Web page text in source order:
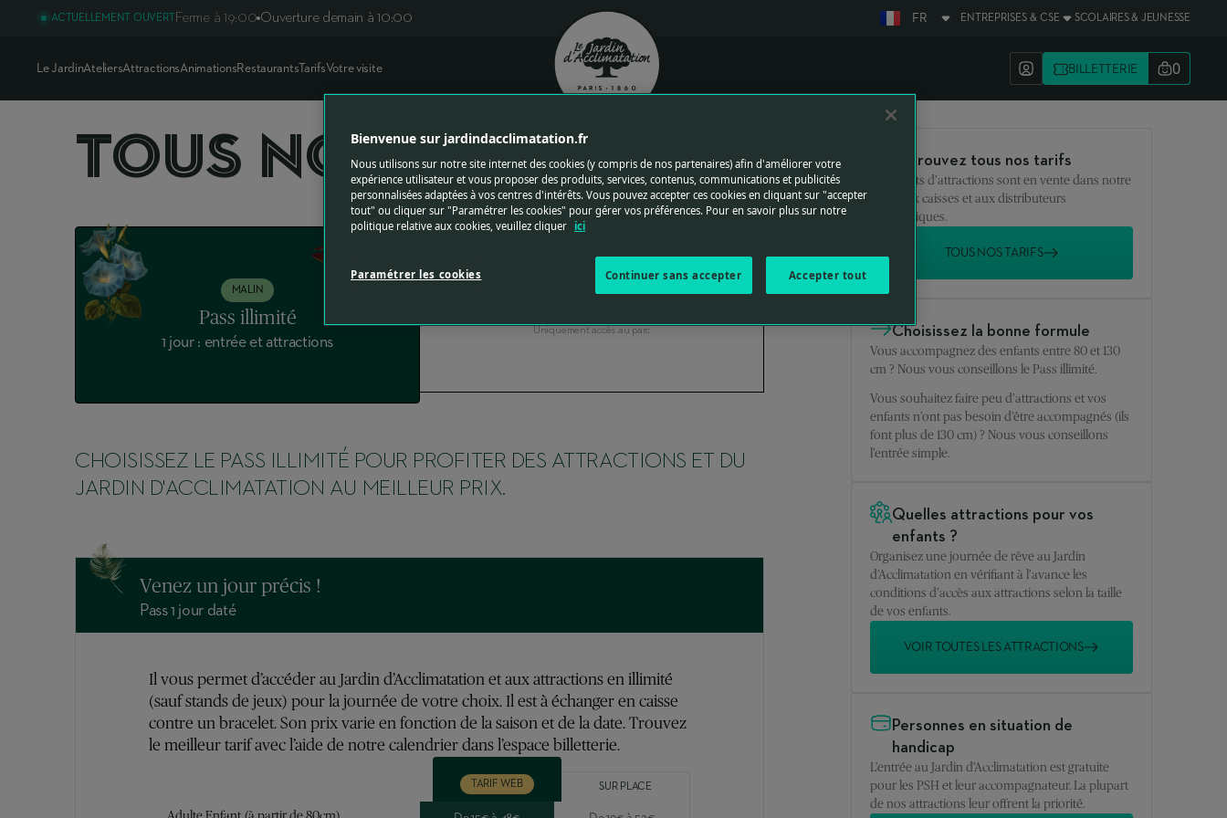
ACTUELLEMENT OUVERT Ferme à 19:00 Ouverture demain à 10:00 FR ENTREPRISES & CSE
DÉPLIER VERS LE BAS SCOLAIRES & JEUNESSE
Logo du jardin d'acclimatation
Le JardinAteliersAttractionsAnimationsRestaurants TarifsVotre visite Mon compte
BILLETTERIE
Votre
0
TOUS NOS TARIFS
TOUS NOS TARIFS
MALIN
Pass illimité
1 jour : entrée et attractions
Uniquement accès au parc
CHOISISSEZ LE PASS ILLIMITÉ POUR PROFITER DES ATTRACTIONS ET DU
JARDIN D'ACCLIMATATION AU MEILLEUR PRIX.
Venez un jour précis !
Pass 1 jour daté
Il vous permet d’accéder au Jardin d’Acclimatation et aux attractions en illimité
(sauf stands de jeux) pour la journée de votre choix. Il est à échanger en caisse
contre un bracelet. Son prix varie en fonction de la saison et de la date. Trouvez
le meilleur tarif avec l’aide de notre calendrier dans l’espace billetterie.
TARIF WEB SUR PLACE
Retrouvez tous nos tarifs
Les tickets d’attractions sont en vente dans notre
parc, aux caisses et aux distributeurs
automatiques.
TOUS NOS TARIFS
Choisissez la bonne formule
Vous accompagnez des enfants entre 80 et 130
cm ? Nous vous conseillons le Pass illimité.
Vous souhaitez faire peu d’attractions et vos
enfants n’ont pas besoin d’être accompagnés (ils
font plus de 130 cm) ? Nous vous conseillons
l’entrée simple.
Quelles attractions pour vos
enfants ?
Organisez une journée de rêve au Jardin
d’Acclimatation en vérifiant à l’avance les
conditions d’accès aux attractions selon la taille
de vos enfants.
VOIR TOUTES LES ATTRACTIONS
Personnes en situation de
handicap
L’entrée au Jardin d’Acclimatation est gratuite
pour les PSH et leur accompagnateur. La plupart
de nos attractions leur offrent la priorité.
Bienvenue sur jardindacclimatation.fr
Nous utilisons sur notre site internet des cookies (y compris de nos partenaires) afin d'améliorer votre
expérience utilisateur et vous proposer des produits, services, contenus, communications et publicités
personnalisées adaptées à vos centres d'intérêts. Vous pouvez accepter ces cookies en cliquant sur "accepter
tout" ou cliquer sur "Paramétrer les cookies" pour gérer vos préférences. Pour en savoir plus sur notre
politique relative aux cookies, veuillez cliquer ici
Paramétrer les cookies Continuer sans accepter Accepter tout